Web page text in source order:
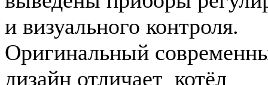
и визуального контроля.
Оригинальный
дизайн отличает котёл